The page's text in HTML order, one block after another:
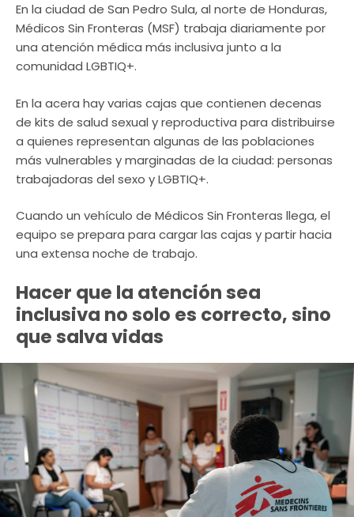
En la ciudad de San Pedro Sula, al norte de Honduras,
Médicos Sin Fronteras (MSF) trabaja diariamente por
una atención médica más inclusiva junto a la
comunidad LGBTIQ+.
En la acera hay varias cajas que contienen decenas
de kits de salud sexual y reproductiva para distribuirse
a quienes representan algunas de las poblaciones
más vulnerables y marginadas de la ciudad: personas
trabajadoras del sexo y LGBTIQ+.
Cuando un vehículo de Médicos Sin Fronteras llega, el
equipo se prepara para cargar las cajas y partir hacia
una extensa noche de trabajo.
Hacer que la atención sea
inclusiva no solo es correcto, sino
que salva vidas